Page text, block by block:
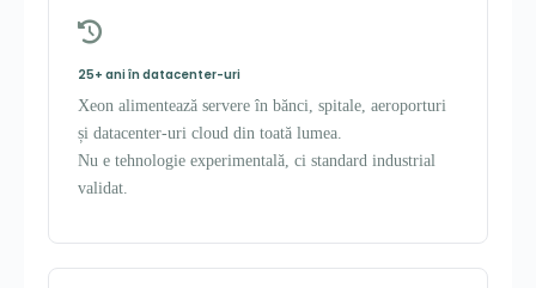
25+ ani în datacenter-uri
Xeon alimentează servere în bănci, spitale, aeroporturi
și datacenter-uri cloud din toată lumea.
Nu e tehnologie experimentală, ci standard industrial
validat.